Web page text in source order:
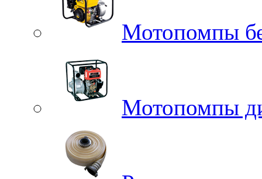
Мотопомпы
Мотопомпы